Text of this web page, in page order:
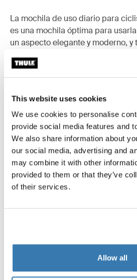
This website uses cookies
We use cookies to personalise
provide social media features and
We also share information about
our social media, advertising and
may combine it with other
provided to them or that they’ve
of their services.
Allow all
La mochila de uso diario para
es una mochila óptima para
un aspecto elegante y moderno,
y comodidad que necesita para
de forma segura y fácil.
Accesorios para